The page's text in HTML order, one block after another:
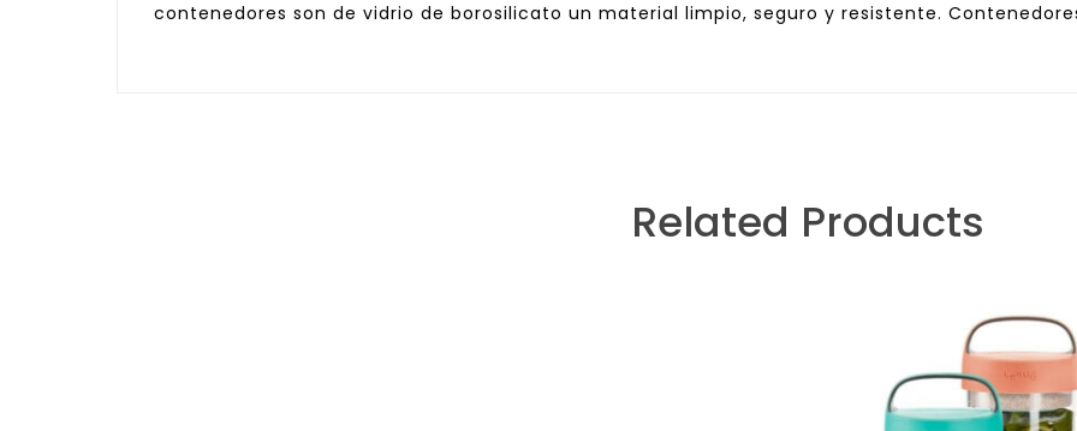
contenedores son de vidrio de borosilicato un material limpio, seguro y resistente.
Related Products